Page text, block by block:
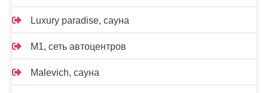
Luxury paradise, сауна
M1, сеть автоцентров
Malevich, сауна